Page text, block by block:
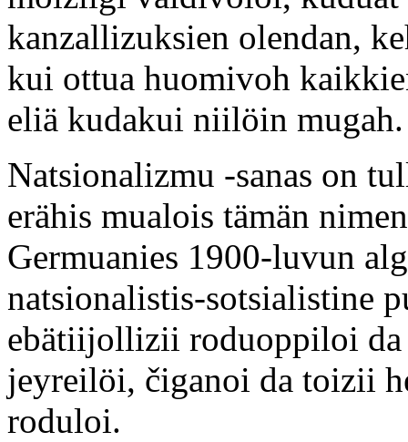
kanzallizuksien olendan,
kui ottua huomivoh
eliä kudakui niilöin mugah.
Natsionalizmu -sanas on
erähis mualois tämän
Germuanies 1900-luvun
natsionalistis-sotsialistine
ebätiijollizii roduoppiloi da
jeyreilöi, čiganoi da toizii
roduloi.